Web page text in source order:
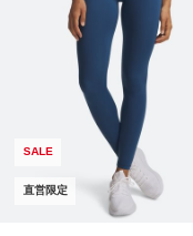
SALE
直営限定